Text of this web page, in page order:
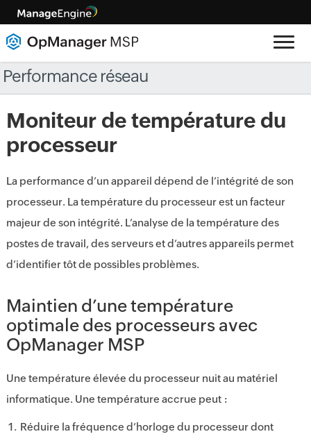
Performance réseau
Moniteur de température du
processeur
La performance d’un appareil dépend de l’intégrité de son
processeur. La température du processeur est un facteur
majeur de son intégrité. L’analyse de la température des
postes de travail, des serveurs et d’autres appareils permet
d’identifier tôt de possibles problèmes.
Maintien d’une température
optimale des processeurs avec
OpManager MSP
Une température élevée du processeur nuit au matériel
informatique. Une température accrue peut :
Réduire la fréquence d’horloge du processeur dont